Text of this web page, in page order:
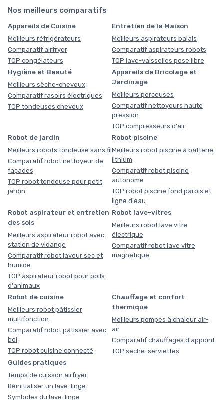
Nos meilleurs comparatifs
Appareils de Cuisine
Meilleurs réfrigérateurs
Comparatif airfryer
TOP congélateurs
Entretien de la Maison
Meilleurs aspirateurs balais
Comparatif aspirateurs robots
TOP lave-vaisselles pose libre
Hygiène et Beauté
Meilleurs sèche-cheveux
Comparatif rasoirs électriques
TOP tondeuses cheveux
Appareils de Bricolage et
Jardinage
Meilleurs perceuses
Comparatif nettoyeurs haute
pression
TOP compresseurs d'air
Robot de jardin
Meilleurs robots tondeuse sans fil
Comparatif robot nettoyeur de
façades
TOP robot tondeuse pour petit
jardin
Robot piscine
Meilleurs robot piscine à batterie
lithium
Comparatif robot piscine
autonome
TOP robot piscine fond parois et
ligne d'eau
Robot aspirateur et entretien
des sols
Meilleurs aspirateur robot avec
station de vidange
Comparatif robot laveur sec et
humide
TOP aspirateur robot pour poils
d'animaux
Robot lave-vitres
Meilleurs robot lave vitre
électrique
Comparatif robot lave vitre
magnétique
Robot de cuisine
Meilleurs robot pâtissier
multifonction
Comparatif robot pâtissier avec
bol
TOP robot cuisine connecté
Chauffage et confort
thermique
Meilleurs pompes à chaleur air-
air
Comparatif chauffages d'appoint
TOP sèche-serviettes
Guides pratiques
Temps de cuisson airfryer
Réinitialiser un lave-linge
Symboles du lave-linge